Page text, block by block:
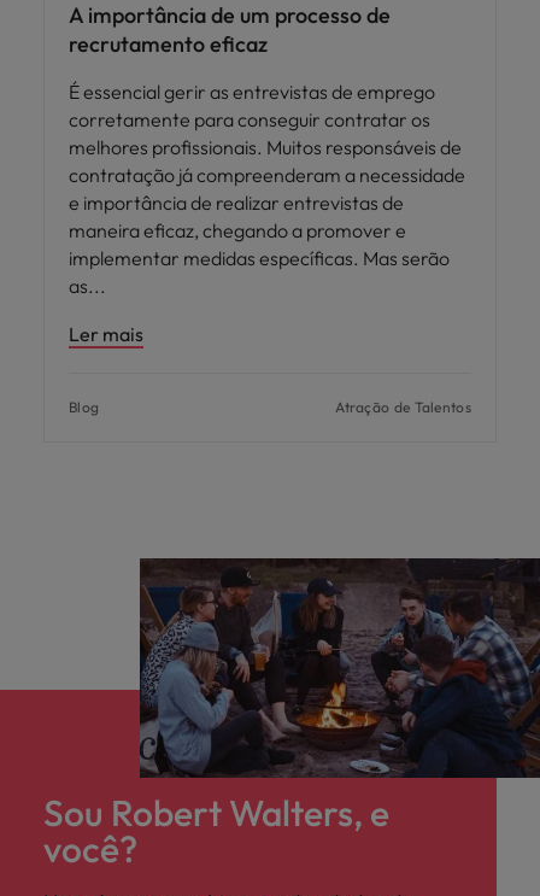
A importância de um processo de
recrutamento eficaz
É essencial gerir as entrevistas de emprego
corretamente para conseguir contratar os
melhores profissionais. Muitos responsáveis de
contratação já compreenderam a necessidade
e importância de realizar entrevistas de
maneira eficaz, chegando a promover e
implementar medidas específicas. Mas serão
as
Ler mais
Blog Atração de Talentos
Sou Robert Walters, e
você?